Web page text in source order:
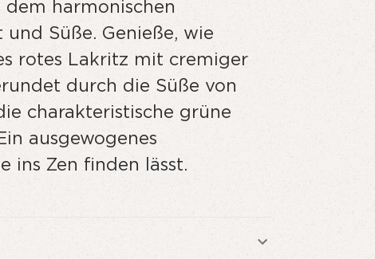
dem harmonischen
Süße. Genieße, wie
rotes Lakritz mit cremiger
durch die Süße von
charakteristische grüne
ausgewogenes
ins Zen finden lässt.